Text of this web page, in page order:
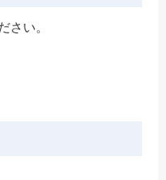
さい。